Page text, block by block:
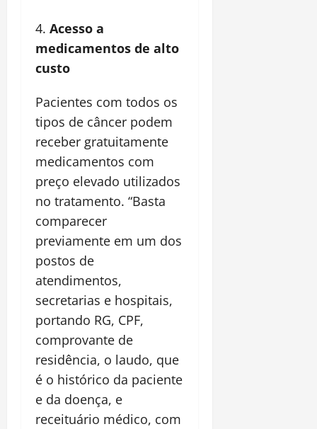
Acesso a
medicamentos de alto
custo
Pacientes com todos os
tipos de câncer podem
receber gratuitamente
medicamentos com
preço elevado utilizados
no tratamento. “Basta
comparecer
previamente em um dos
postos de
atendimentos,
secretarias e hospitais,
portando RG, CPF,
comprovante de
residência, o laudo, que
é o histórico da paciente
e da doença, e
receituário médico, com